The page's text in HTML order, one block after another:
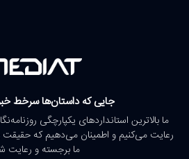
جایی که داستان‌ها سرخط
ما بالاترین استانداردهای یکپارچگی
رعایت می‌کنیم و اطمینان می‌دهیم که
ما برجسته و رعایت